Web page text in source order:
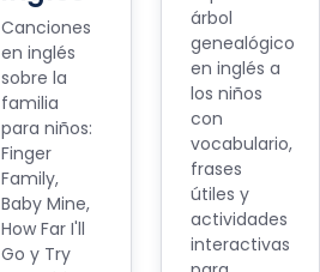
Canciones
en inglés
sobre la
familia
para niños:
Finger
Family,
Baby Mine,
How Far I'll
Go y Try
árbol
genealógico
en inglés a
los niños
con
vocabulario,
frases
útiles y
actividades
interactivas